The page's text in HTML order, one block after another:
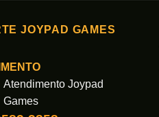
JOYPAD GAMES
Atendimento Joypad
Games